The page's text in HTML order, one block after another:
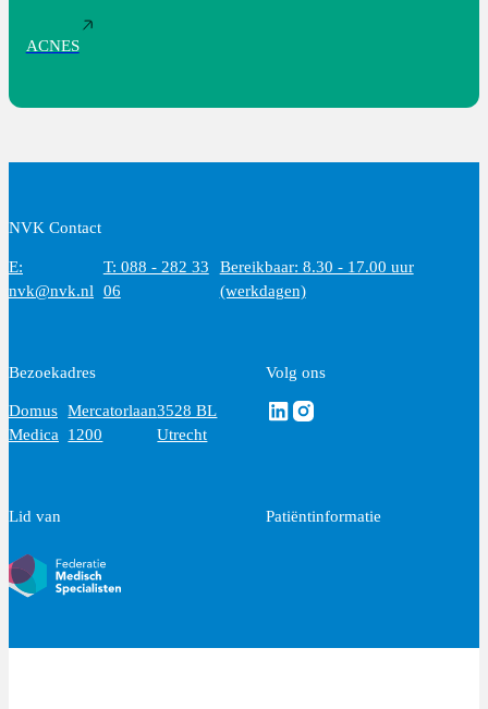
ACNES
NVK Contact
E:
nvk@nvk.nl
T: 088 - 282 33
06
Bereikbaar: 8.30 - 17.00 uur
(werkdagen)
Bezoekadres
Domus
Medica
Mercatorlaan
1200
3528 BL
Utrecht
Volg ons
Volg ons via Linkedin
Volg ons via Instagram
Lid van Patiëntinformatie